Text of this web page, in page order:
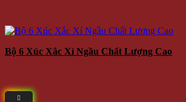
Bộ 6 Xúc Xắc Xí Ngầu Chất Lượng Cao